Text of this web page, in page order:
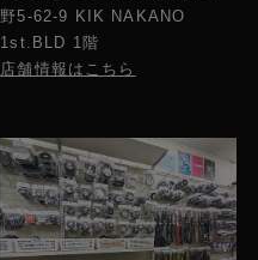
野5-62-9 KIK NAKANO
1st.BLD 1階
店舗情報はこちら